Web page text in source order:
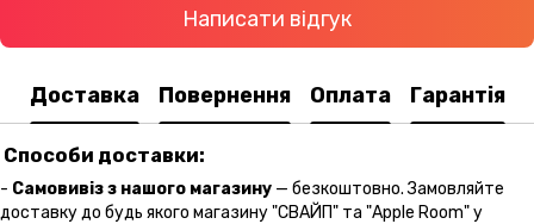
Написати відгук
Доставка Повернення Оплата Гарантія
Способи доставки:
- Самовивіз з нашого магазину — безкоштовно. Замовляйте
доставку до будь якого магазину "СВАЙП" та "Apple Room" у